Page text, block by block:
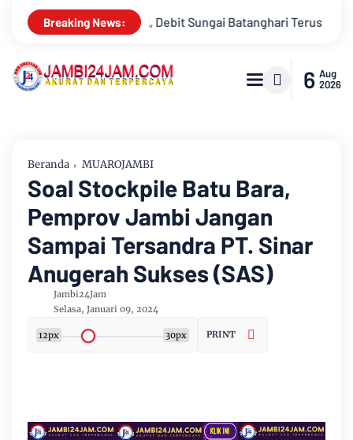
Breaking News:
Terus Menyusut, Jambi Hadapi Ancaman Krisis Air
6 Aug
2026
Beranda MUAROJAMBI
Soal Stockpile Batu Bara,
Pemprov Jambi Jangan
Sampai Tersandra PT. Sinar
Anugerah Sukses (SAS)
Jambi24Jam
Selasa, Januari 09, 2024
12px 30px PRINT